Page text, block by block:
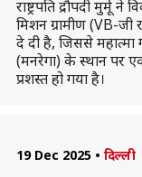
राष्ट्रपति द्रौपदी
मिशन ग्रामीण (VB-
दे दी है, जिससे महात्मा
(मनरेगा) के स्थान पर
प्रशस्त हो गया है।
19 Dec 2025 • दिल्ली